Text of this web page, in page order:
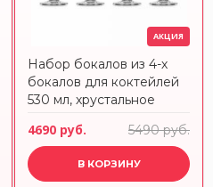
АКЦИЯ
Набор бокалов из 4-х
бокалов для коктейлей
530 мл, хрустальное
123628, SCHOTT
ZWIESEL
4690 руб. 5490 руб.
В КОРЗИНУ